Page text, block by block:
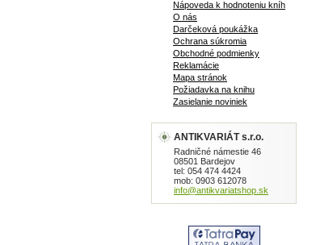
Nápoveda k hodnoteniu kníh
O nás
Darčeková poukážka
Ochrana súkromia
Obchodné podmienky
Reklamácie
Mapa stránok
Požiadavka na knihu
Zasielanie noviniek
ANTIKVARIÁT s.r.o.
Radničné námestie 46
08501 Bardejov
tel: 054 474 4424
mob: 0903 612078
info@antikvariatshop.sk